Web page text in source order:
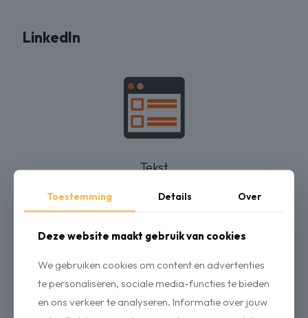
LinkedIn
Tekst
Maximaal 3000 tekens
Maximaal 30 hashtags
Toestemming Details Over
Deze website maakt gebruik van cookies
We gebruiken cookies om content en advertenties
te personaliseren, sociale media-functies te bieden
en ons verkeer te analyseren. Informatie over jouw